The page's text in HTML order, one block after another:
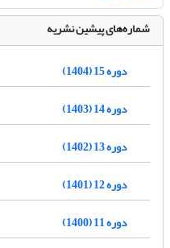
شماره‌های پیشین نشریه
دوره 15 (1404)
دوره 14 (1403)
دوره 13 (1402)
دوره 12 (1401)
دوره 11 (1400)